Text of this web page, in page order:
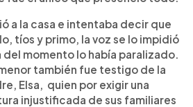
a la casa e intentaba decir que
tíos y primo, la voz se lo impidió
momento lo había paralizado.
también fue testigo de la
Elsa, quien por exigir una
injustificada de sus familiares